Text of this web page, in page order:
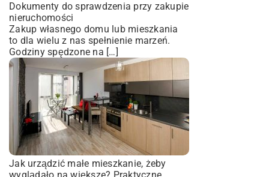
Dokumenty do sprawdzenia przy zakupie
nieruchomości
Zakup własnego domu lub mieszkania
to dla wielu z nas spełnienie marzeń.
Godziny spędzone na […]
Jak urządzić małe mieszkanie, żeby